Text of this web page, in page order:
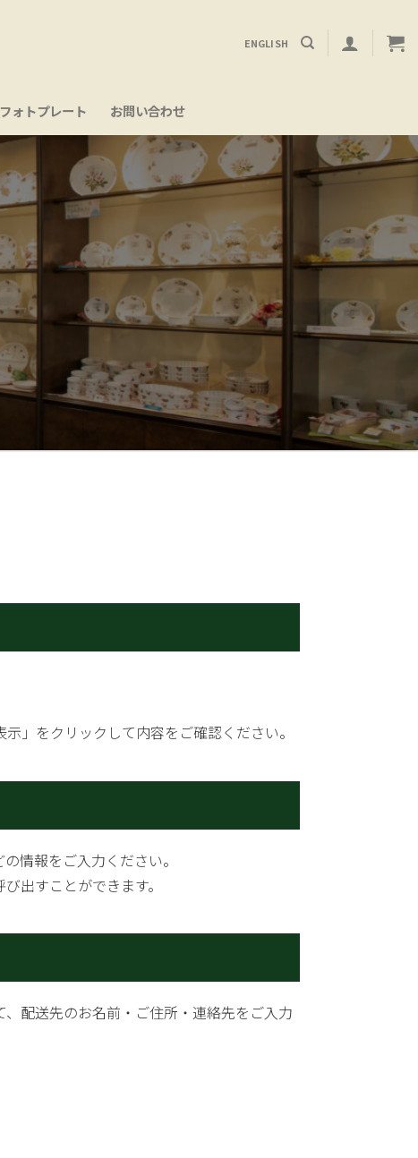
ENGLISH
フォトプレート お問い合わせ
」をクリックして内容をご確認ください。
情報をご入力ください。
出すことができます。
配送先のお名前・ご住所・連絡先をご入力